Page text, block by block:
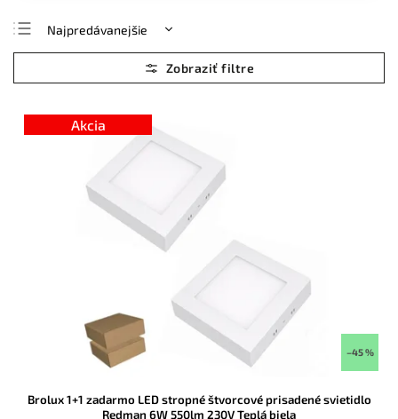
Najpredávanejšie
Najlacnejšie
Najdrahšie
Abecedne
Akcia
–45 %
Brolux 1+1 zadarmo LED stropné štvorcové prisadené svietidlo
Redman 6W 550lm 230V Teplá biela